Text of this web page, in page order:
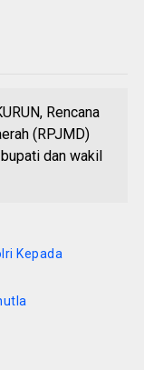
Rencana
(RPJMD)
dan wakil
Kepada